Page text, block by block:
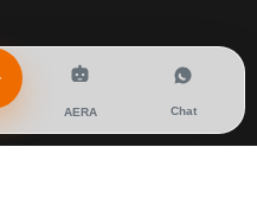
AERA Chat